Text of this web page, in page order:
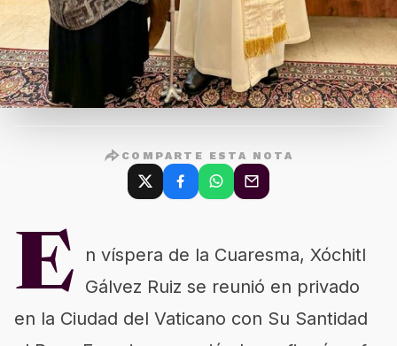
COMPARTE ESTA NOTA
E
n víspera de la Cuaresma, Xóchitl
Gálvez Ruiz se reunió en privado
en la Ciudad del Vaticano con Su Santidad